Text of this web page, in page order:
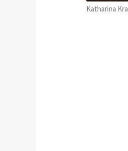
Katharina